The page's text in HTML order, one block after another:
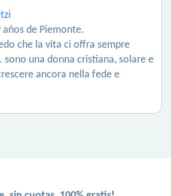
años de Piemonte.
che la vita ci offra sempre
una donna cristiana, solare e
ancora nella fede e